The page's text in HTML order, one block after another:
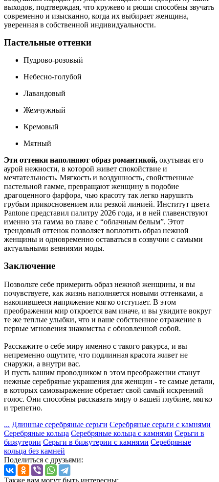
выходов, подтверждая, что кружево и рюши способны звучать
современно и изысканно, когда их выбирает женщина,
уверенная в собственной индивидуальности.
Пастельные оттенки
Пудрово-розовый
Небесно-голубой
Лавандовый
Жемчужный
Кремовый
Мятный
Эти оттенки наполняют образ романтикой, окутывая его
аурой нежности, в которой живет спокойствие и
мечтательность. Мягкость и воздушность, свойственные
пастельной гамме, превращают женщину в подобие
драгоценного фарфора, чью красоту так легко нарушить
грубым прикосновением или резкой линией. Институт цвета
Pantone представил палитру 2026 года, и в ней главенствуют
именно эта гамма во главе с “облачным белым”. Этот
трендовый оттенок позволяет воплотить образ нежной
женщины и одновременно оставаться в созвучии с самыми
актуальными веяниями моды.
Заключение
Позвольте себе примерить образ нежной женщины, и вы
почувствуете, как жизнь наполняется новыми оттенками, а
накопившееся напряжение мягко отступает. В этом
преображении мир откроется вам иначе, и вы увидите вокруг
те же теплые улыбки, что и ваше собственное отражение в
первые мгновения знакомства с обновленной собой.
Расскажите о себе миру именно с такого ракурса, и вы
непременно ощутите, что подлинная красота живет не
снаружи, а внутри вас.
И пусть вашим проводником в этом преображении станут
нежные серебряные украшения для женщин - те самые детали,
в которых самовыражение обретает свой самый искренний
голос. Они способны рассказать миру о вашей глубине, мягко
и трепетно.
... Длинные серебряные серьги Серебряные серьги с камнями
Серебряные кольца Серебряные кольца с камнями Серьги в
бижутерии Серьги в бижутерии с камнями Серебряные
кольца без камней
Поделиться с друзьями:
Также вам могут быть интересны: